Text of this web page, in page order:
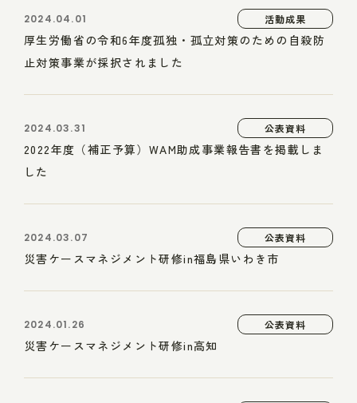
2024.04.01 活動成果
厚生労働省の令和6年度孤独・孤立対策のための自殺防
止対策事業が採択されました
2024.03.31 公表資料
2022年度（補正予算）WAM助成事業報告書を掲載しま
した
2024.03.07 公表資料
災害ケースマネジメント研修in福島県いわき市
2024.01.26 公表資料
災害ケースマネジメント研修in高知